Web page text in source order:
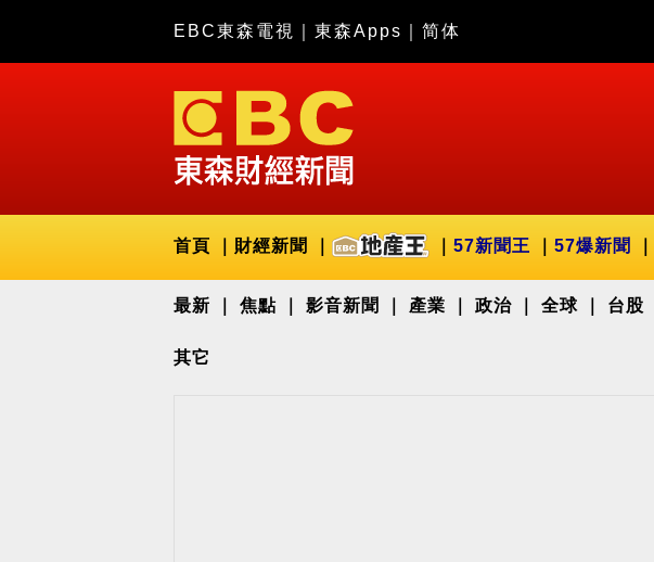
EBC東森電視 東森Apps 简体
首頁 財經新聞 57新聞王 57爆新聞
最新 焦點 影音新聞 產業 政治 全球 台股
其它